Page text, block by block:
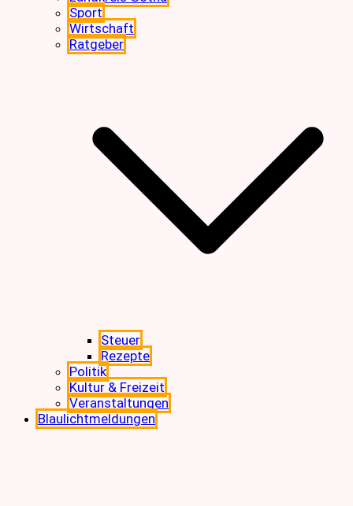
Sport
Wirtschaft
Ratgeber
Steuer
Rezepte
Politik
Kultur & Freizeit
Veranstaltungen
Blaulichtmeldungen